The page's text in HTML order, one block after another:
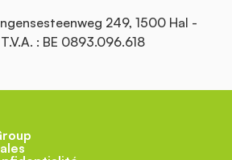
249, 1500 Hal -
: BE 0893.096.618